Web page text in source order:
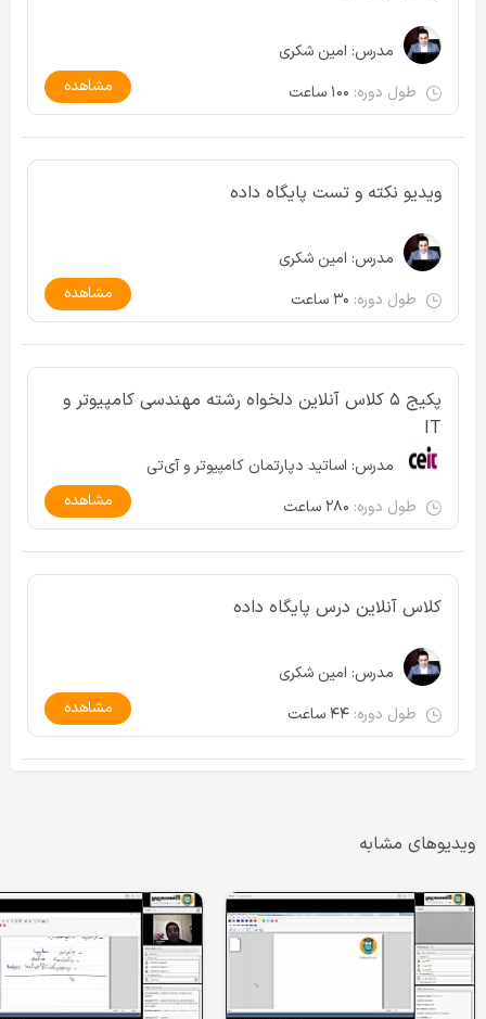
مدرس: امین شکری
طول دوره: ۱۰۰ ساعت مشاهده
ویدیو نکته و تست پایگاه داده
مدرس: امین شکری
طول دوره: ۳۰ ساعت مشاهده
پکیج ۵ کلاس آنلاین دلخواه رشته مهندسی کامپیوتر و
IT
مدرس: اساتید دپارتمان کامپیوتر و آی‌تی
طول دوره: ۲۸۰ ساعت مشاهده
کلاس آنلاین درس پایگاه داده
مدرس: امین شکری
طول دوره: ۴۴ ساعت مشاهده
ویدیوهای مشابه